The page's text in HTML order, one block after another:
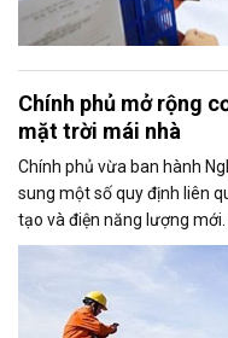
Chính phủ mở rộng
mặt trời mái nhà
Chính phủ vừa ban hành
sung một số quy định liên
tạo và điện năng lượng
điện dư từ các hệ thống
đó nâng tỷ lệ sản lượng
đa 50%, tạo thêm động
vào nguồn điện sạch.